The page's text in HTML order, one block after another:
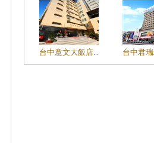
台中意文大飯店... 台中君